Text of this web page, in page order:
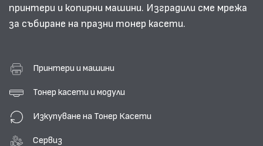
принтери и копирни машини. Изградили сме мрежа
за събиране на празни тонер касети.
Принтери и машини
Тонер касети и модули
Изкупуване на Тонер Касети
Сервиз